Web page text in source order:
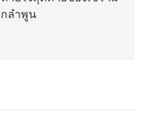
กลำพูน